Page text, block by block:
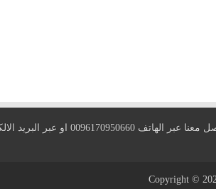
الهاتف 0096170950660 او عبر البريد الالكتروني
Copyright ©